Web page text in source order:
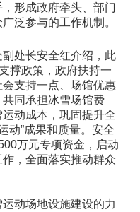
形成政府牵头、部门
泛参与的工作机制。
处长安全红介绍，此
撑政策，政府扶持一
支持一点、场馆优惠
同承担冰雪场馆费
动成本，巩固提升全
动”成果和质量。安全
万元专项资金，启动
，全面落实推动群众
动场地设施建设的力